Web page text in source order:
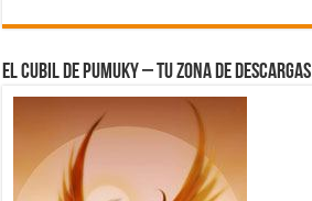
El Cubil de Pumuky – Tu zona de Descargas